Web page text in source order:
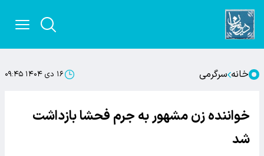
خانه سرگرمی ۱۶ دی ۱۴۰۴ ۰۹:۴۵
خواننده زن مشهور به جرم فحشا بازداشت
شد